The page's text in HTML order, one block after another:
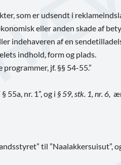
som er udsendt i
eller anden skade af
indehaveren af en
indhold, form og plads.
jf. §§ 54-55.”
55a, nr. 1”, og i § 59, stk. 1, nr. 6,
til ”Naalakkersuisut”,